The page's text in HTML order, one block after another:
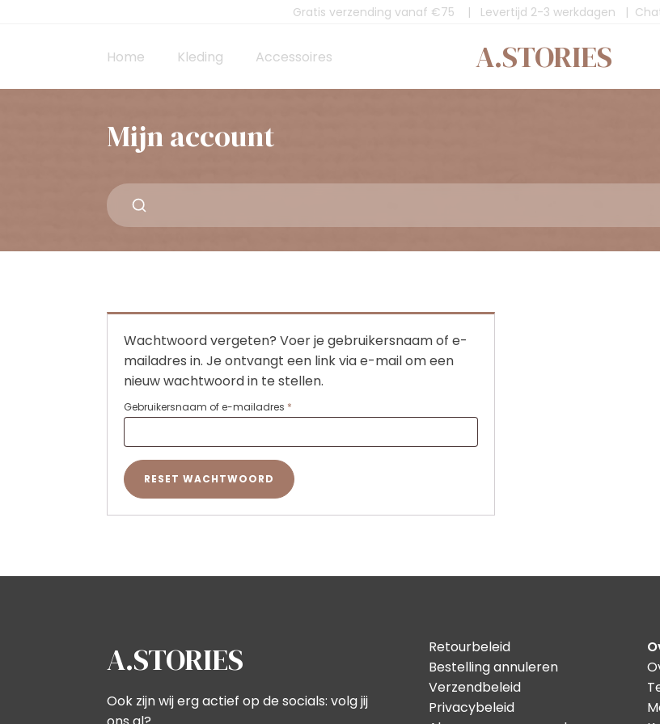
Gratis verzending vanaf €75 | Levertijd 2-3 werkdagen |
Home Kleding Accessoires A.STORIES
Mijn account
Wachtwoord vergeten? Voer je gebruikersnaam of e-
mailadres in. Je ontvangt een link via e-mail om een
nieuw wachtwoord in te stellen.
Gebruikersnaam of e-mailadres *
RESET WACHTWOORD
A.STORIES
Ook zijn wij erg actief op de socials: volg jij
Retourbeleid
Bestelling annuleren
Verzendbeleid
Privacybeleid